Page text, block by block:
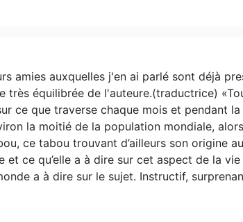
amies auxquelles j'en ai parlé sont déjà
très équilibrée de l'auteure.(traductrice)
ce que traverse chaque mois et pendant
la moitié de la population mondiale,
ce tabou trouvant d’ailleurs son origine
ce qu’elle a à dire sur cet aspect de la
a à dire sur le sujet. Instructif,